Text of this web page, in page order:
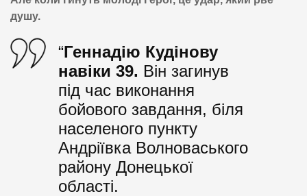
душу.
“Геннадію Кудінову
навіки 39. Він загинув
під час виконання
бойового завдання, біля
населеного пункту
Андріївка Волноваського
району Донецької
області.